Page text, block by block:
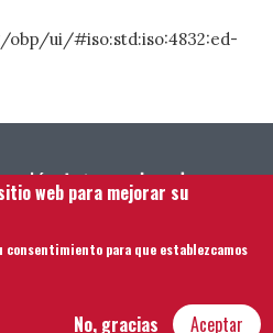
ui/#iso:std:iso:4832:ed-
web para mejorar su
para que establezcamos
Aceptar
No, gracias